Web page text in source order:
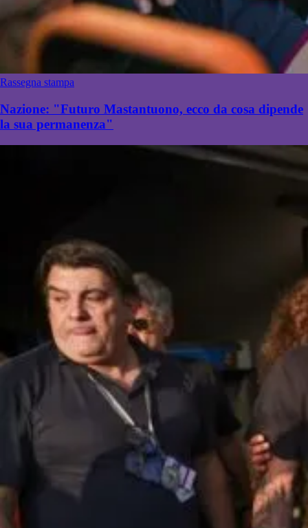
Rassegna stampa
Nazione: "Futuro Mastantuono, ecco da cosa dipende
la sua permanenza"